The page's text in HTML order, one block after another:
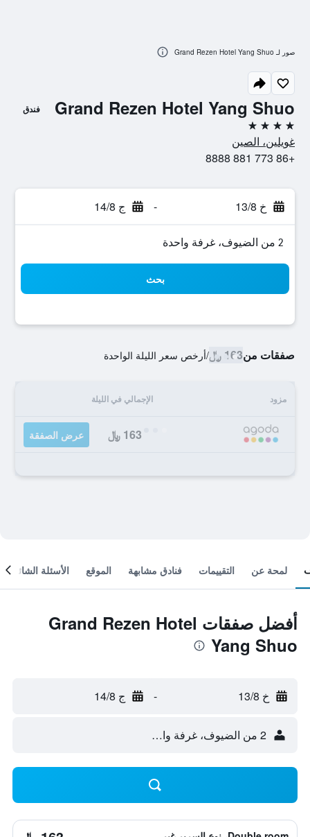
Grand Rezen Hotel Yang Shuo فندق
4 نجوم
غويلين، الصين
+86 773 881 8888
خ 13/8 - ج 14/8
2 من الضيوف، غرفة واحدة
بحث
صفقات من163 ﷼ /أرخص سعر الليلة الواحدة
مزود الإجمالي في الليلة
163 ﷼ عرض الصفقة
صور لـ Grand Rezen Hotel Yang Shuo
لمحة عن التقييمات فنادق مشابهة الموقع الأسئلة الشائعة
أفضل صفقات Grand Rezen Hotel
Yang Shuo
خ 13/8 - ج 14/8
2 من الضيوف، غرفة واحدة